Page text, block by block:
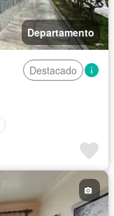
Departamento
Destacado